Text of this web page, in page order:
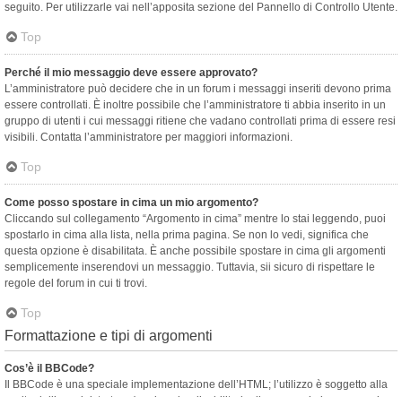
seguito. Per utilizzarle vai nell’apposita sezione del Pannello di Controllo Utente.
Top
Perché il mio messaggio deve essere approvato?
L’amministratore può decidere che in un forum i messaggi inseriti devono prima
essere controllati. È inoltre possibile che l’amministratore ti abbia inserito in un
gruppo di utenti i cui messaggi ritiene che vadano controllati prima di essere resi
visibili. Contatta l’amministratore per maggiori informazioni.
Top
Come posso spostare in cima un mio argomento?
Cliccando sul collegamento “Argomento in cima” mentre lo stai leggendo, puoi
spostarlo in cima alla lista, nella prima pagina. Se non lo vedi, significa che
questa opzione è disabilitata. È anche possibile spostare in cima gli argomenti
semplicemente inserendovi un messaggio. Tuttavia, sii sicuro di rispettare le
regole del forum in cui ti trovi.
Top
Formattazione e tipi di argomenti
Cos’è il BBCode?
Il BBCode è una speciale implementazione dell’HTML; l’utilizzo è soggetto alla